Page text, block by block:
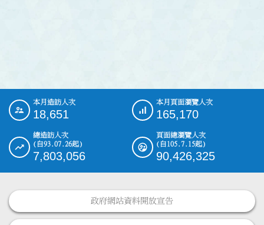
::: 本月造訪人次
18,651
本月頁面瀏覽人次
165,170
總造訪人次
(自93.07.26起)
7,803,056
頁面總瀏覽人次
(自105.7.15起)
90,426,325
政府網站資料開放宣告